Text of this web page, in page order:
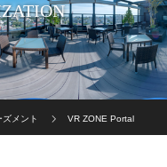
メント VR ZONE Portal